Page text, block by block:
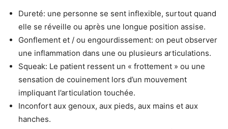
Dureté: une personne se sent inflexible, surtout quand
elle se réveille ou après une longue position assise.
Gonflement et / ou engourdissement: on peut observer
une inflammation dans une ou plusieurs articulations.
Squeak: Le patient ressent un « frottement » ou une
sensation de couinement lors d’un mouvement
impliquant l’articulation touchée.
Inconfort aux genoux, aux pieds, aux mains et aux
hanches.